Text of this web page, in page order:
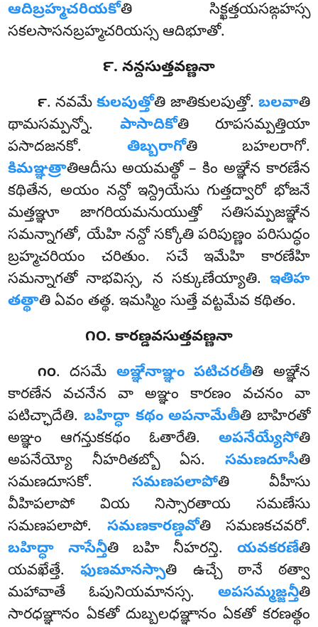
ఆదిబ్రహ్మచరియకోతి సిక్ఖత్తయసఙ్గహస్స
సకలసాసనబ్రహ్మచరియస్స ఆదిభూతో.
౯. నన్దసుత్తవణ్ణనా
౯. నవమేకులపుత్తోతి జాతికులపుత్తో. బలవాతి
థామసమ్పన్నో. పాసాదికోతి రూపసమ్పత్తియా
పసాదజనకో. తిబ్బరాగోతి బహలరాగో.
కిమఞ్ఞత్రాతిఆదీసు అయమత్థో – కిం అఞ్ఞేన కారణేన
కథితేన, అయం నన్దో ఇన్ద్రియేసు గుత్తద్వారో భోజనే
మత్తఞ్ఞూ జాగరియమనుయుత్తో సతిసమ్పజఞ్ఞేన
సమన్నాగతో, యేహి నన్దో సక్కోతి పరిపుణ్ణం పరిసుద్ధం
బ్రహ్మచరియం చరితుం. సచే ఇమేహి కారణేహి
సమన్నాగతో నాభవిస్స, న సక్కుణేయ్యాతి. ఇతిహ
తత్థాతి ఏవం తత్థ. ఇమస్మిం సుత్తే వట్టమేవ కథితం.
౧౦. కారణ్డవసుత్తవణ్ణనా
౧౦. దసమే అఞ్ఞేనాఞ్ఞం పటిచరతీతి అఞ్ఞేన
కారణేన వచనేన వా అఞ్ఞం కారణం వచనం వా
పటిచ్ఛాదేతి. బహిద్ధా కథం అపనామేతీతి బాహిరతో
అఞ్ఞం ఆగన్తుకకథం ఓతారేతి. అపనేయ్యేసోతి
అపనేయ్యో నీహరితబ్బో ఏస. సమణదూసీతి
సమణదూసకో. సమణపలాపోతి వీహీసు
వీహిపలాపో వియ నిస్సారతాయ సమణేసు
సమణపలాపో. సమణకారణ్డవోతి సమణకచవరో.
బహిద్ధా నాసేన్తీతి బహి నీహరన్తి. యవకరణేతి
యవఖేత్తే.ఫుణమానస్సాతి ఉచ్చే ఠానే ఠత్వా
మహావాతే ఓపునియమానస్స. అపసమ్మజ్జన్తీతి
సారధఞ్ఞానం ఏకతో దుబ్బలధఞ్ఞానం ఏకతో కరణత్థం